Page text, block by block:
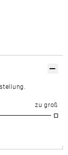
zu groß